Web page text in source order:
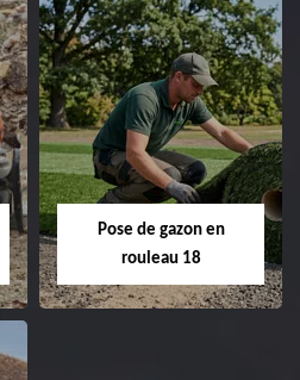
Tonte et réfection
de pelouse 18
Entreprise tonte et
Cher tel: 02.52.56.49.40
Pose de gazon en
rouleau 18